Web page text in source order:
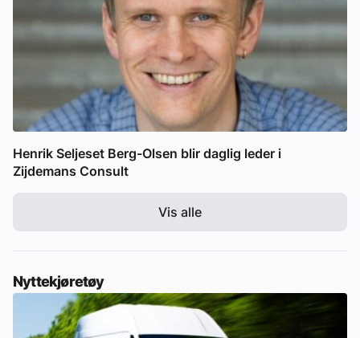
Henrik Seljeset Berg-Olsen blir daglig leder i
Zijdemans Consult
Vis alle
Nyttekjøretøy